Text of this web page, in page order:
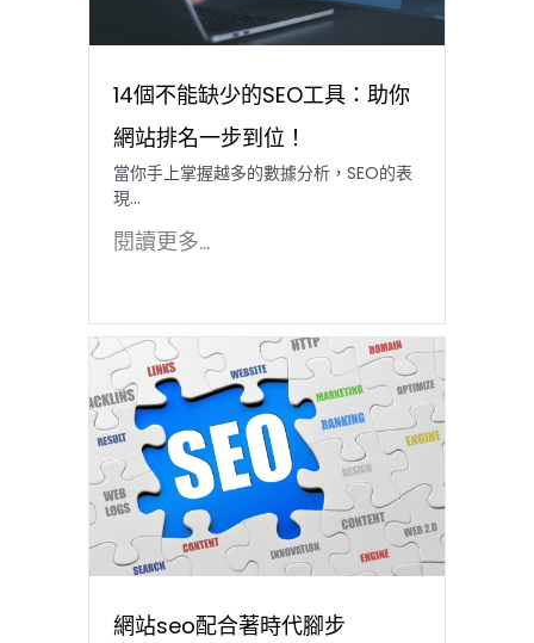
14個不能缺少的SEO工具：助你
網站排名一步到位！
當你手上掌握越多的數據分析，SEO的表
現…
閱讀更多...
網站seo配合著時代腳步